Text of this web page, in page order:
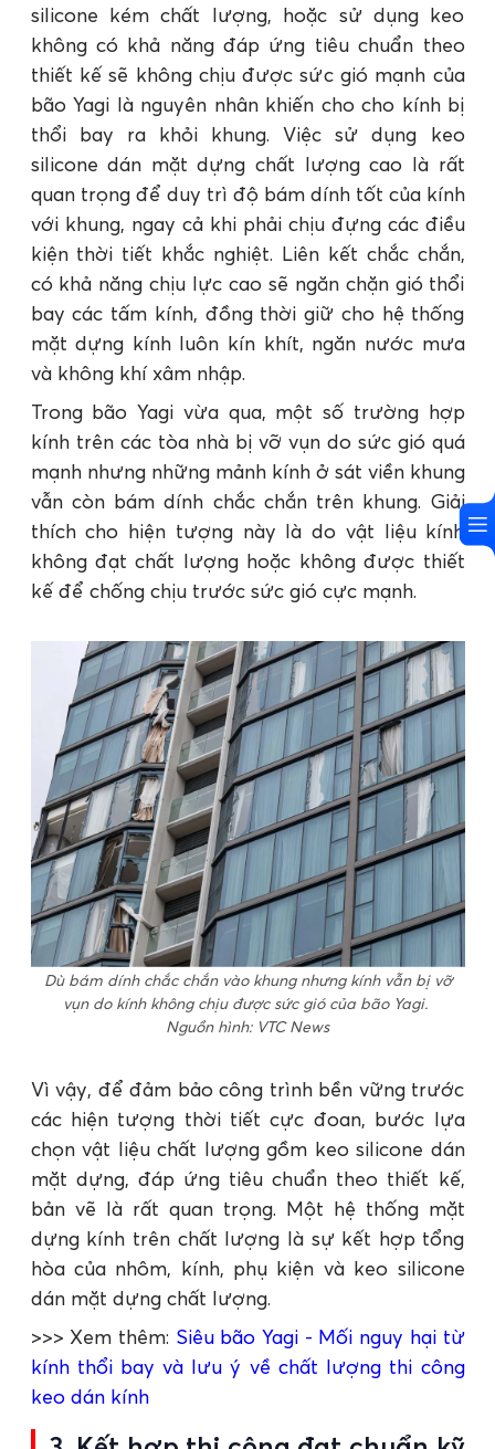
silicone kém chất lượng, hoặc sử dụng keo
không có khả năng đáp ứng tiêu chuẩn theo
thiết kế sẽ không chịu được sức gió mạnh của
bão Yagi là nguyên nhân khiến cho cho kính bị
thổi bay ra khỏi khung. Việc sử dụng keo
silicone dán mặt dựng chất lượng cao là rất
quan trọng để duy trì độ bám dính tốt của kính
với khung, ngay cả khi phải chịu đựng các điều
kiện thời tiết khắc nghiệt. Liên kết chắc chắn,
có khả năng chịu lực cao sẽ ngăn chặn gió thổi
bay các tấm kính, đồng thời giữ cho hệ thống
mặt dựng kính luôn kín khít, ngăn nước mưa
và không khí xâm nhập.
Trong bão Yagi vừa qua, một số trường hợp
kính trên các tòa nhà bị vỡ vụn do sức gió quá
mạnh nhưng những mảnh kính ở sát viền khung
vẫn còn bám dính chắc chắn trên khung. Giải
thích cho hiện tượng này là do vật liệu kính
không đạt chất lượng hoặc không được thiết
kế để chống chịu trước sức gió cực mạnh.
Dù bám dính chắc chắn vào khung nhưng kính vẫn bị vỡ
vụn do kính không chịu được sức gió của bão Yagi.
Nguồn hình: VTC News
Vì vậy, để đảm bảo công trình bền vững trước
các hiện tượng thời tiết cực đoan, bước lựa
chọn vật liệu chất lượng gồm keo silicone dán
mặt dựng, đáp ứng tiêu chuẩn theo thiết kế,
bản vẽ là rất quan trọng. Một hệ thống mặt
dựng kính trên chất lượng là sự kết hợp tổng
hòa của nhôm, kính, phụ kiện và keo silicone
dán mặt dựng chất lượng.
>>> Xem thêm: Siêu bão Yagi - Mối nguy hại từ
kính thổi bay và lưu ý về chất lượng thi công
keo dán kính